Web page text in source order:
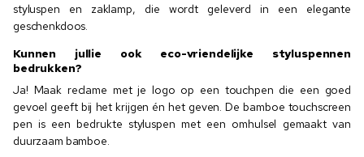
styluspen en zaklamp, die wordt geleverd in een elegante
geschenkdoos.
Kunnen jullie ook eco-vriendelijke styluspennen
bedrukken?
Ja! Maak reclame met je logo op een touchpen die een goed
gevoel geeft bij het krijgen én het geven. De bamboe touchscreen
pen is een bedrukte styluspen met een omhulsel gemaakt van
duurzaam bamboe.